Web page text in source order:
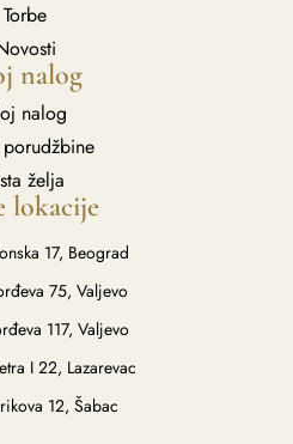
Torbe
nalog
nalog
želja
lokacije
17, Beograd
75, Valjevo
117, Valjevo
I 22, Lazarevac
12, Šabac